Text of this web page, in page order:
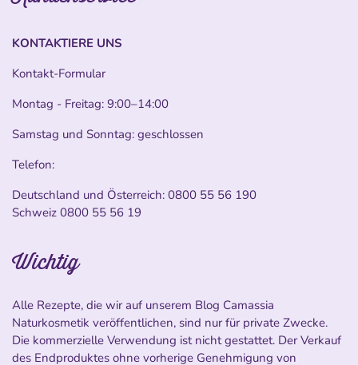
KONTAKTIERE UNS
Kontakt-Formular
Montag - Freitag: 9:00–14:00
Samstag und Sonntag: geschlossen
Telefon:
Deutschland und Österreich: 0800 55 56 190
Schweiz 0800 55 56 19
Wichtig
Alle Rezepte, die wir auf unserem Blog Camassia
Naturkosmetik veröffentlichen, sind nur für private Zwecke.
Die kommerzielle Verwendung ist nicht gestattet. Der Verkauf
des Endproduktes ohne vorherige Genehmigung von